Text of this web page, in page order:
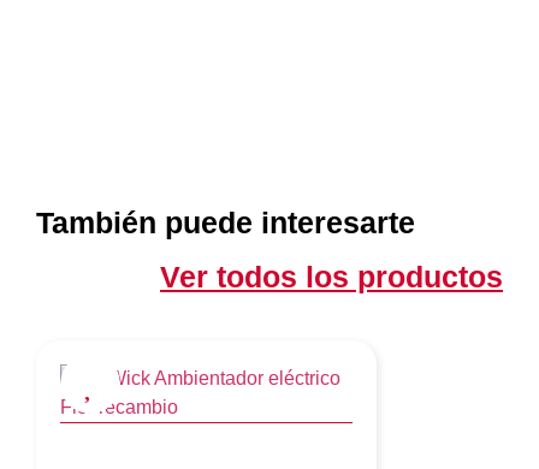
También puede interesarte
Ver todos los productos